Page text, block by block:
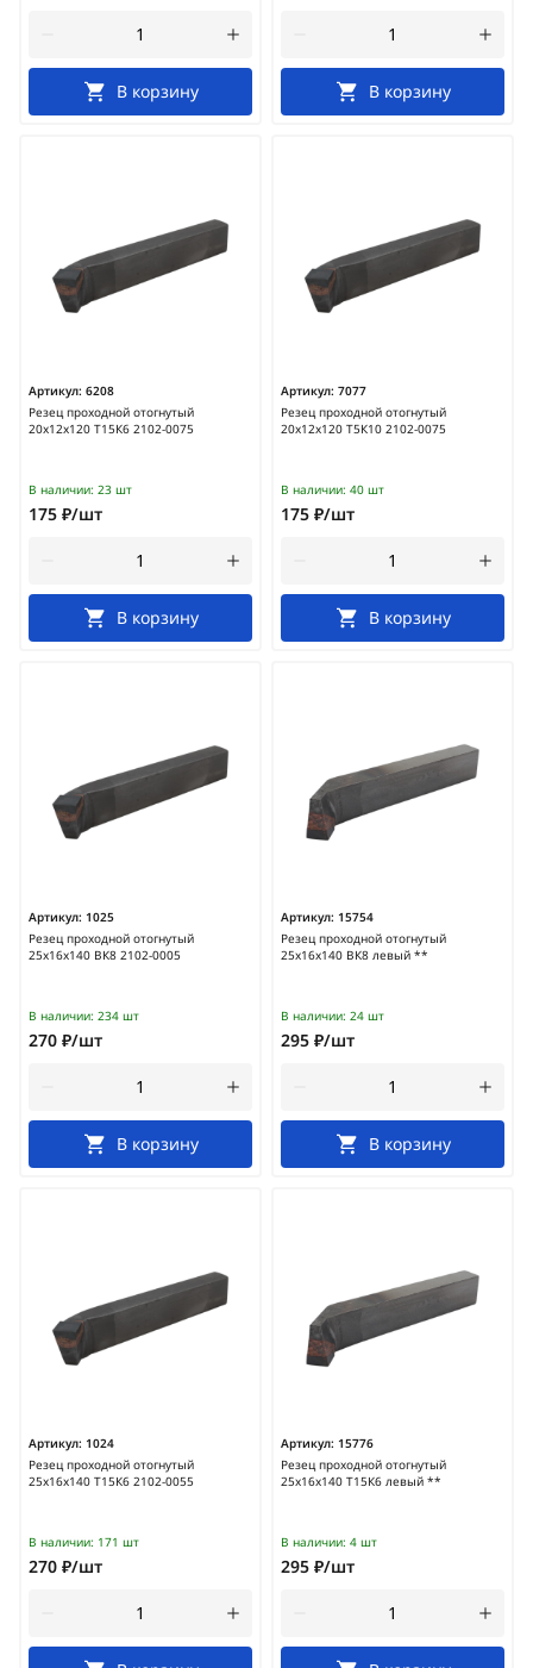
В корзину В корзину
Артикул: 6208
Резец проходной отогнутый
20х12х120 Т15К6 2102-0075
В наличии: 23 шт
175 ₽/шт
В корзину
Артикул: 7077
Резец проходной отогнутый
20х12х120 Т5К10 2102-0075
В наличии: 40 шт
175 ₽/шт
В корзину
Артикул: 1025
Резец проходной отогнутый
25х16х140 ВК8 2102-0005
В наличии: 234 шт
270 ₽/шт
В корзину
Артикул: 15754
Резец проходной отогнутый
25х16х140 ВК8 левый **
В наличии: 24 шт
295 ₽/шт
В корзину
Артикул: 1024
Резец проходной отогнутый
25х16х140 Т15К6 2102-0055
В наличии: 171 шт
270 ₽/шт
Артикул: 15776
Резец проходной отогнутый
25х16х140 Т15К6 левый **
В наличии: 4 шт
295 ₽/шт